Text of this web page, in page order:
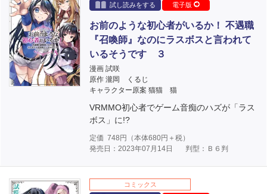
試し読みをする
電子版
お前のような初心者がいるか！ 不遇職
『召喚師』なのにラスボスと言われて
いるそうです ３
漫画 試咲
原作 瀧岡 くるじ
キャラクター原案 猫猫 猫
VRMMO初心者でゲーム音痴のハズが「ラス
ボス」に!?
定価 748 円（本体680円＋税）
発売日：2023年07月14日
判型：Ｂ６判
コミックス